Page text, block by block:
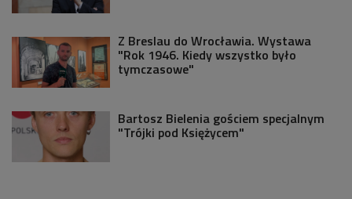
Z Breslau do Wrocławia. Wystawa
"Rok 1946. Kiedy wszystko było
tymczasowe"
Bartosz Bielenia gościem specjalnym
"Trójki pod Księżycem"